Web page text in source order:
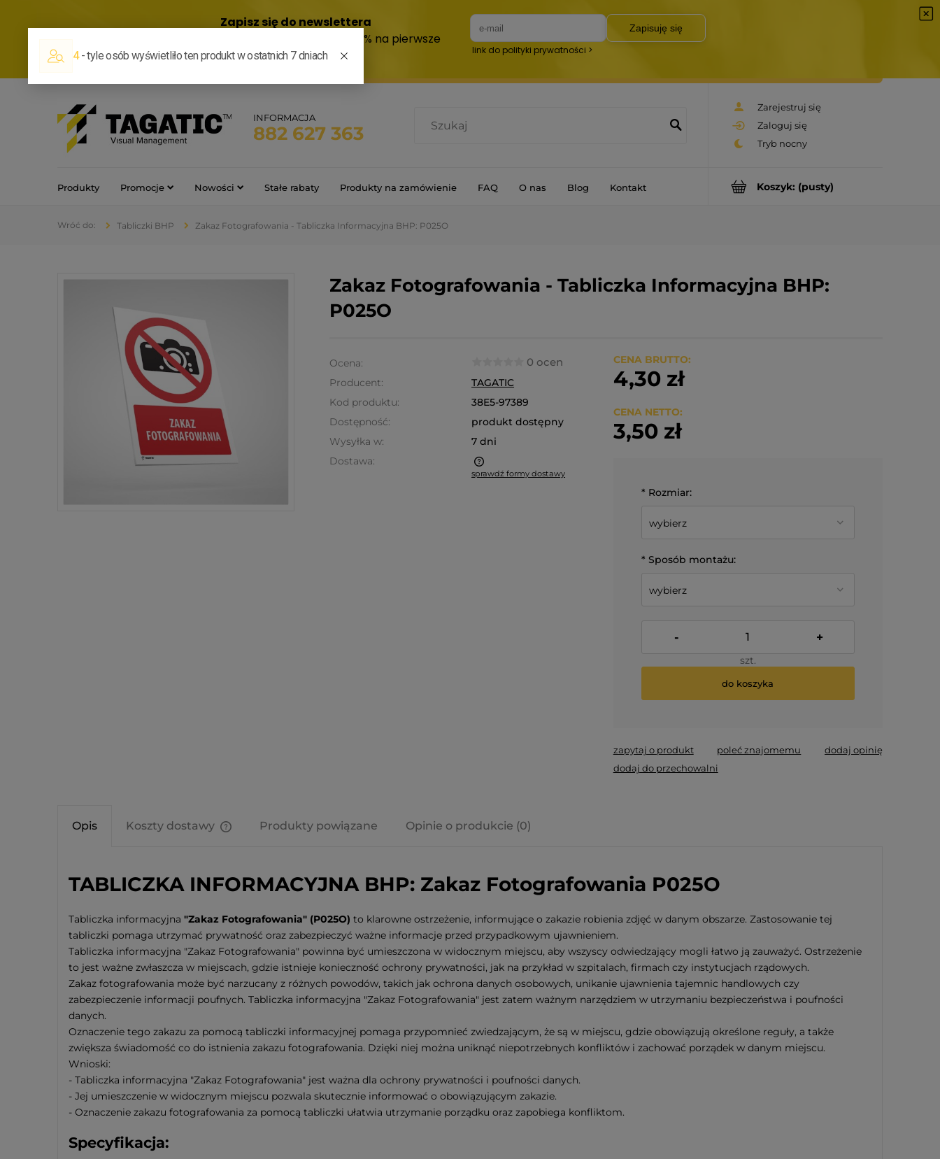
Zarejestruj się
Zaloguj się
INFORMACJA
882 627 363
Koszyk: (pusty)
Produkty Promocje Nowości Stałe rabaty Produkty na zamówienie FAQ O nas Blog Kontakt
Tabliczki BHP Zakaz Fotografowania - Tabliczka Informacyjna BHP: P025O
Zakaz Fotografowania - Tabliczka Informacyjna BHP:
P025O
Ocena: 0 ocen
Producent:
TAGATIC
Kod produktu:
38E5-97389
Dostępność:
produkt dostępny
Wysyłka w:
7 dni
Dostawa:
sprawdź formy dostawy
CENA BRUTTO:
4,30 zł
CENA NETTO:
3,50 zł
* Rozmiar:
* Sposób montażu:
- +
szt.
do koszyka
zapytaj o produkt poleć znajomemu
dodaj opinię
dodaj do przechowalni
Opis Koszty dostawy Produkty powiązane Opinie o produkcie (0)
TABLICZKA INFORMACYJNA BHP: Zakaz Fotografowania P025O
Tabliczka informacyjna "Zakaz Fotografowania" (P025O) to klarowne ostrzeżenie, informujące o zakazie robienia zdjęć w danym obszarze. Zastosowanie tej
tabliczki pomaga utrzymać prywatność oraz zabezpieczyć ważne informacje przed przypadkowym ujawnieniem.
Tabliczka informacyjna "Zakaz Fotografowania" powinna być umieszczona w widocznym miejscu, aby wszyscy odwiedzający mogli łatwo ją zauważyć. Ostrzeżenie
to jest ważne zwłaszcza w miejscach, gdzie istnieje konieczność ochrony prywatności, jak na przykład w szpitalach, firmach czy instytucjach rządowych.
Zakaz fotografowania może być narzucany z różnych powodów, takich jak ochrona danych osobowych, unikanie ujawnienia tajemnic handlowych czy
zabezpieczenie informacji poufnych. Tabliczka informacyjna "Zakaz Fotografowania" jest zatem ważnym narzędziem w utrzymaniu bezpieczeństwa i poufności
danych.
Oznaczenie tego zakazu za pomocą tabliczki informacyjnej pomaga przypomnieć zwiedzającym, że są w miejscu, gdzie obowiązują określone reguły, a także
zwiększa świadomość co do istnienia zakazu fotografowania. Dzięki niej można uniknąć niepotrzebnych konfliktów i zachować porządek w danym miejscu.
Wnioski:
- Tabliczka informacyjna "Zakaz Fotografowania" jest ważna dla ochrony prywatności i poufności danych.
- Jej umieszczenie w widocznym miejscu pozwala skutecznie informować o obowiązującym zakazie.
- Oznaczenie zakazu fotografowania za pomocą tabliczki ułatwia utrzymanie porządku oraz zapobiega konfliktom.
Specyfikacja: